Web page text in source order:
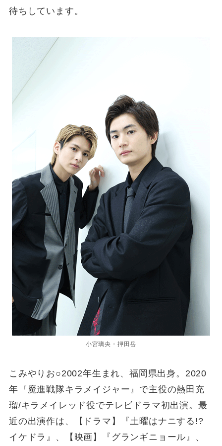
待ちしています。
小宮璃央・押田岳
こみやりお○2002年生まれ、福岡県出身。2020
年『魔進戦隊キラメイジャー』で主役の熱田充
瑠/キラメイレッド役でテレビドラマ初出演。最
近の出演作は、【ドラマ】『土曜はナニする!?
イケドラ』、【映画】『グランギニョール』、